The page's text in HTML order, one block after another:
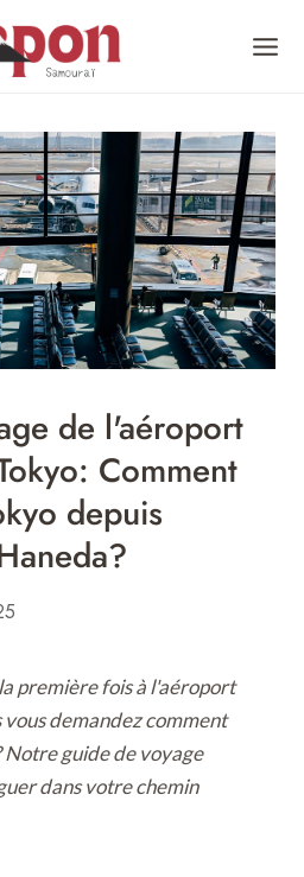
de l'aéroport
Comment
depuis
première fois à l'aéroport
demandez comment
Notre guide de voyage
dans votre chemin